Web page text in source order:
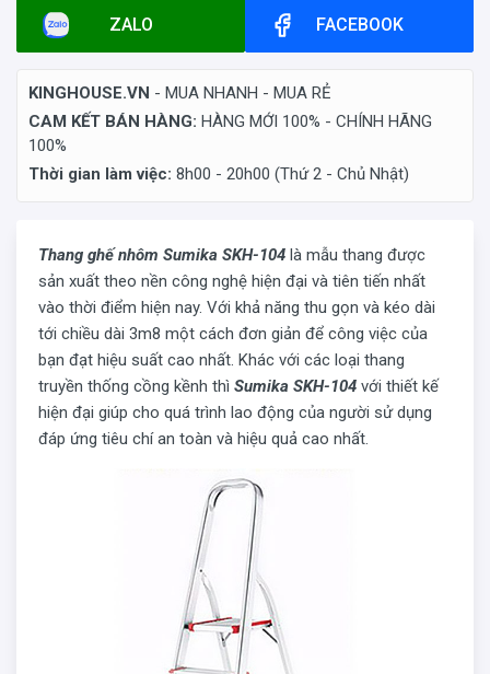
ZALO FACEBOOK
KINGHOUSE.VN - MUA NHANH - MUA RẺ
CAM KẾT BÁN HÀNG: HÀNG MỚI 100% - CHÍNH HÃNG
100%
Thời gian làm việc: 8h00 - 20h00 (Thứ 2 - Chủ Nhật)
Thang ghế nhôm Sumika SKH-104 là mẫu thang được
sản xuất theo nền công nghệ hiện đại và tiên tiến nhất
vào thời điểm hiện nay. Với khả năng thu gọn và kéo dài
tới chiều dài 3m8 một cách đơn giản để công việc của
bạn đạt hiệu suất cao nhất. Khác với các loại thang
truyền thống cồng kềnh thì Sumika SKH-104 với thiết kế
hiện đại giúp cho quá trình lao động của người sử dụng
đáp ứng tiêu chí an toàn và hiệu quả cao nhất.